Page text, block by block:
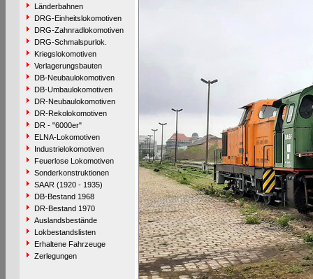
Länderbahnen
DRG-Einheitslokomotiven
DRG-Zahnradlokomotiven
DRG-Schmalspurlok.
Kriegslokomotiven
Verlagerungsbauten
DB-Neubaulokomotiven
DB-Umbaulokomotiven
DR-Neubaulokomotiven
DR-Rekolokomotiven
DR - "6000er"
ELNA-Lokomotiven
Industrielokomotiven
Feuerlose Lokomotiven
Sonderkonstruktionen
SAAR (1920 - 1935)
DB-Bestand 1968
DR-Bestand 1970
Auslandsbestände
Lokbestandslisten
Erhaltene Fahrzeuge
Zerlegungen